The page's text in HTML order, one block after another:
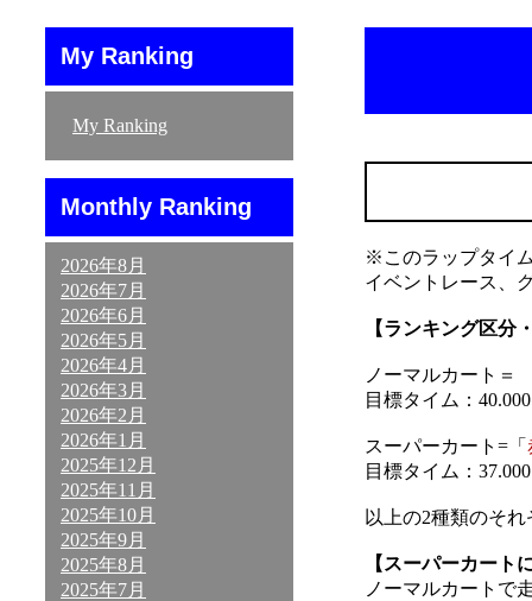
My Ranking
My Ranking
Monthly Ranking
2026年8月
2026年7月
2026年6月
2026年5月
2026年4月
2026年3月
2026年2月
2026年1月
2025年12月
2025年11月
2025年10月
2025年9月
2025年8月
2025年7月
※このラップタイ
イベントレース、
【ランキング区分
ノーマルカート＝
目標タイム：
スーパーカート=「
目標タイム：
以上の2種類のそ
【スーパーカート
ノーマルカートで